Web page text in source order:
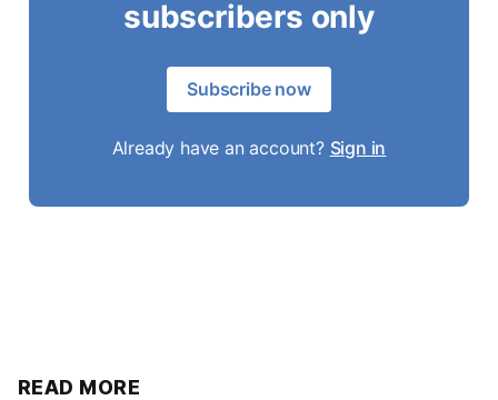
subscribers only
Subscribe now
Already have an account? Sign in
READ MORE